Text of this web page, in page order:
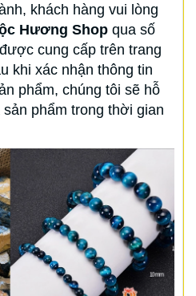
khách hàng vui lòng
Hương Shop qua số
cung cấp trên trang
khi xác nhận thông tin
phẩm, chúng tôi sẽ hỗ
phẩm trong thời gian